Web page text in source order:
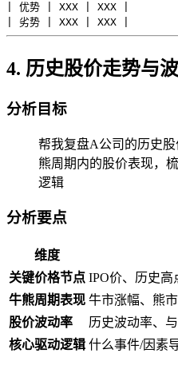
| 优势 | XXX | XXX |
4. 历史股价走势与
分析目标
帮我复盘A公司的历史
熊周期内的股价表现，
逻辑
分析要点
维度
关键价格节点 IPO价、历史高
牛熊周期表现 牛市涨幅、熊
股价波动率
历史波动率、
核心驱动逻辑 什么事件/因素